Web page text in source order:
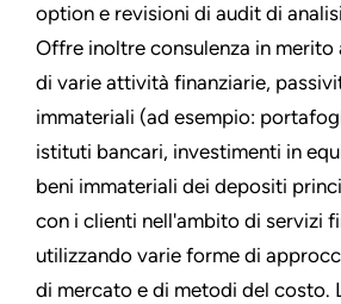
option e revisioni di audit di
Offre inoltre consulenza in merito
di varie attività finanziarie,
immateriali (ad esempio:
istituti bancari, investimenti in
beni immateriali dei depositi
con i clienti nell'ambito di servizi
utilizzando varie forme di
di mercato e di metodi del costo.